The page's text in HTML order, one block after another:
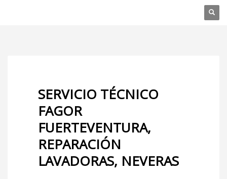
SERVICIO TÉCNICO
FAGOR
FUERTEVENTURA,
REPARACIÓN
LAVADORAS, NEVERAS